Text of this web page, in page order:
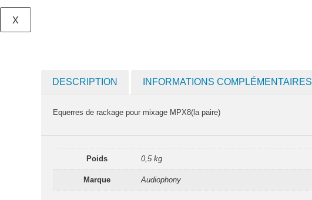
X
DESCRIPTION INFORMATIONS COMPLÉMENTAIRES
Equerres de rackage pour mixage MPX8(la paire)
Poids 0,5 kg
Marque Audiophony